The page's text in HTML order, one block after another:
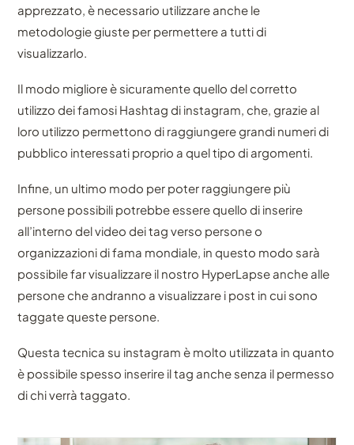
apprezzato, è necessario utilizzare anche le
metodologie giuste per permettere a tutti di
visualizzarlo.
Il modo migliore è sicuramente quello del corretto
utilizzo dei famosi Hashtag di instagram, che, grazie al
loro utilizzo permettono di raggiungere grandi numeri di
pubblico interessati proprio a quel tipo di argomenti.
Infine, un ultimo modo per poter raggiungere più
persone possibili potrebbe essere quello di inserire
all’interno del video dei tag verso persone o
organizzazioni di fama mondiale, in questo modo sarà
possibile far visualizzare il nostro HyperLapse anche alle
persone che andranno a visualizzare i post in cui sono
taggate queste persone.
Questa tecnica su instagram è molto utilizzata in quanto
è possibile spesso inserire il tag anche senza il permesso
di chi verrà taggato.